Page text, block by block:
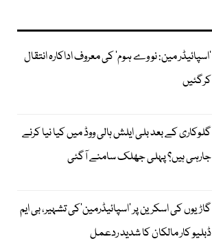
’اسپائیڈر مین: نو وے ہوم‘ کی معروف اداکارہ انتقال
کرگئیں
گلوکاری کے بعد بلی ایلش ہالی ووڈ میں کیا نیا کرنے
جارہی ہیں؟ پہلی جھلک سامنے آگئی
گاڑیوں کی اسکرین پر ’اسپائیڈرمین‘کی تشہیر، بی ایم
ڈبلیو کار مالکان کا شدید ردعمل